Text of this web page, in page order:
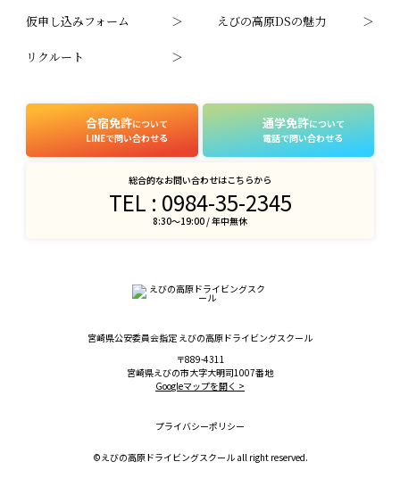
宮崎県公安委員会指定 えびの高原ドライビングスクール
〒889-4311
宮崎県えびの市大字大明司1007番地
Googleマップを開く >
仮申し込みフォーム えびの高原DSの魅力
リクルート
合宿免許について
LINEで問い合わせる
通学免許について
電話で問い合わせる
総合的なお問い合わせはこちらから
TEL : 0984-35-2345
8:30〜19:00 / 年中無休
プライバシーポリシー
©︎えびの高原ドライビングスクール all right reserved.